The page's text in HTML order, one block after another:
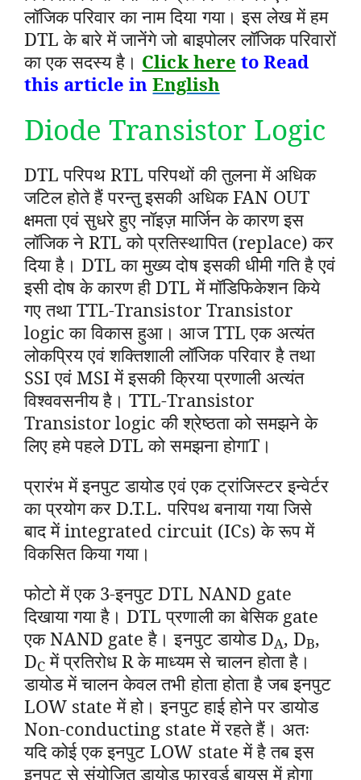
लॉजिक परिवार का नाम दिया गया।इस लेख में हम
DTL के बारे में जानेंगे जो बाइपोलर लॉजिक परिवारों
का एक सदस्य है। Click here to Read
this article inEnglish
Diode Transistor Logic
DTL परिपथ RTL परिपथों की तुलना में अधिक
जटिल होते हैं परन्तु इसकी अधिक FAN OUT
क्षमता एवं सुधरे हुए नॉइज़ मार्जिन के कारण इस
लॉजिक ने RTL को प्रतिस्थापित (replace) कर
दिया है। DTL का मुख्य दोष इसकी धीमी गति है एवं
इसी दोष के कारण ही DTL में मॉडिफिकेशन किये
गए तथा TTL-Transistor Transistor
logic का विकास हुआ। आज TTL एक अत्यंत
लोकप्रिय एवं शक्तिशाली लॉजिक परिवार है तथा
SSI एवं MSI में इसकी क्रिया प्रणाली अत्यंत
विश्ववसनीय है। TTL-Transistor
Transistor logic की श्रेष्ठता को समझने के
लिए हमे पहले DTL को समझना होगाT।
प्रारंभ में इनपुट डायोड एवं एक ट्रांजिस्टर इन्वेर्टर
का प्रयोग कर D.T.L. परिपथ बनाया गया जिसे
बाद में integrated circuit (ICs) के रूप में
विकसित किया गया।
फोटो में एक 3-इनपुट DTL NAND gate
दिखाया गया है । DTL प्रणाली का बेसिक gate
एक NAND gate है। इनपुट डायोड DA, DB,
DC में प्रतिरोध R के माध्यम से चालन होता है।
डायोड में चालन केवल तभी होता होता है जब इनपुट
LOW state में हो। इनपुट हाई होने पर डायोड
Non-conducting state में रहते हैं। अतः
यदि कोई एक इनपुट LOW state में है तब इस
इनपुट से संयोजित डायोड फारवर्ड बायस में होगा